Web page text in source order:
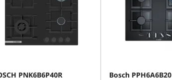
PNK6B6P40R
Bosch PPH6A6B20